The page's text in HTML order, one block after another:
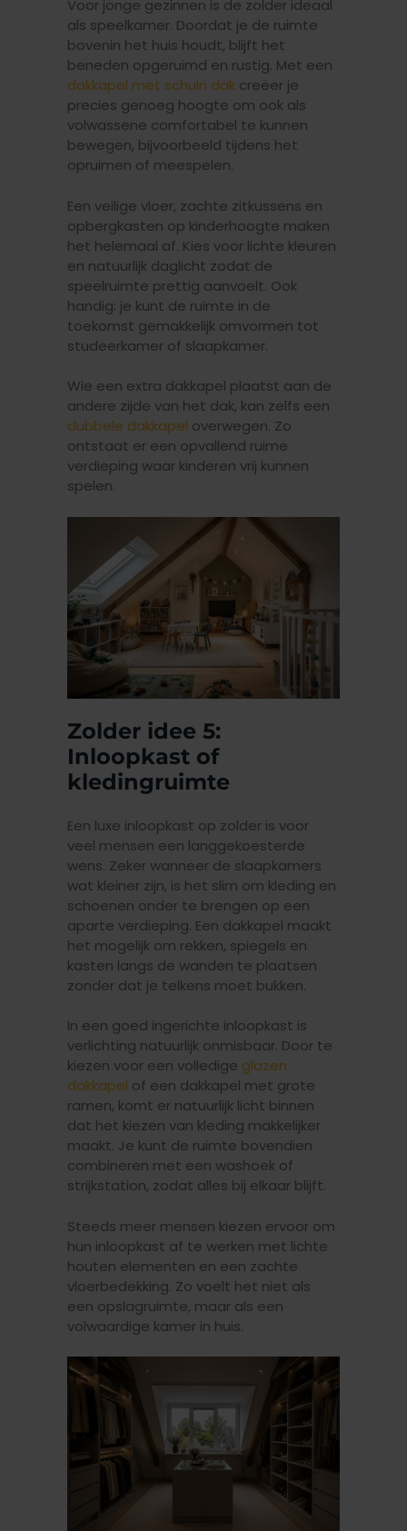
Voor jonge gezinnen is de zolder ideaal
als speelkamer. Doordat je de ruimte
bovenin het huis houdt, blijft het
beneden opgeruimd en rustig. Met een
dakkapel met schuin dak creëer je
precies genoeg hoogte om ook als
volwassene comfortabel te kunnen
bewegen, bijvoorbeeld tijdens het
opruimen of meespelen.
Een veilige vloer, zachte zitkussens en
opbergkasten op kinderhoogte maken
het helemaal af. Kies voor lichte kleuren
en natuurlijk daglicht zodat de
speelruimte prettig aanvoelt. Ook
handig: je kunt de ruimte in de
toekomst gemakkelijk omvormen tot
studeerkamer of slaapkamer.
Wie een extra dakkapel plaatst aan de
andere zijde van het dak, kan zelfs een
dubbele dakkapel overwegen. Zo
ontstaat er een opvallend ruime
verdieping waar kinderen vrij kunnen
spelen.
Zolder idee 5:
Inloopkast of
kledingruimte
Een luxe inloopkast op zolder is voor
veel mensen een langgekoesterde
wens. Zeker wanneer de slaapkamers
wat kleiner zijn, is het slim om kleding en
schoenen onder te brengen op een
aparte verdieping. Een dakkapel maakt
het mogelijk om rekken, spiegels en
kasten langs de wanden te plaatsen
zonder dat je telkens moet bukken.
In een goed ingerichte inloopkast is
verlichting natuurlijk onmisbaar. Door te
kiezen voor een volledige glazen
dakkapel of een dakkapel met grote
ramen, komt er natuurlijk licht binnen
dat het kiezen van kleding makkelijker
maakt. Je kunt de ruimte bovendien
combineren met een washoek of
strijkstation, zodat alles bij elkaar blijft.
Steeds meer mensen kiezen ervoor om
hun inloopkast af te werken met lichte
houten elementen en een zachte
vloerbedekking. Zo voelt het niet als
een opslagruimte, maar als een
volwaardige kamer in huis.